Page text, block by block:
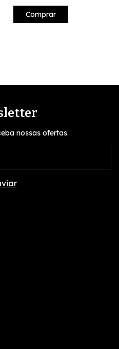
Comprar
nossas ofertas.